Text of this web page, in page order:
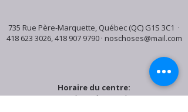
735 Rue Père-Marquette, Québec (QC) G1S 3C1 ·
418 623 3026,418 907 9790· noschoses@mail.com
Horaire du centre:
Mardi: 9:30h - 16:30h